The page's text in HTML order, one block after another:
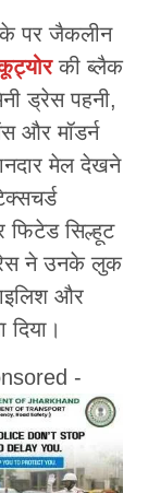
पर जैकलीन
की ब्लैक
ड्रेस पहनी,
और मॉडर्न
मेल देखने
फिटेड सिल्हूट
ने उनके लुक
और
-